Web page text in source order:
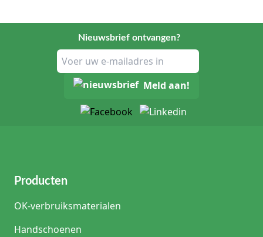
Nieuwsbrief ontvangen?
Meld aan!
Producten
OK-verbruiksmaterialen
Handschoenen